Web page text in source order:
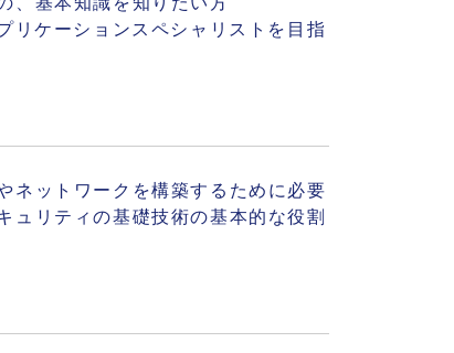
リケーションスペシャリストを目指
ネットワークを構築するために必要
ュリティの基礎技術の基本的な役割